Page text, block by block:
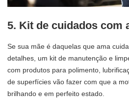
5. Kit de cuidados com
Se sua mãe é daquelas que ama
detalhes, um kit de manutenção e
com produtos para polimento,
de superfícies vão fazer com que a
brilhando e em perfeito estado.